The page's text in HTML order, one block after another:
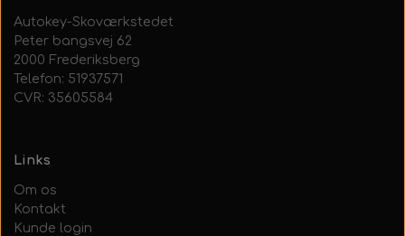
Autokey-Skoværkstedet
Peter bangsvej 62
2000 Frederiksberg
Telefon: 51937571
CVR: 35605584
Links
Om os
Kontakt
Kunde login